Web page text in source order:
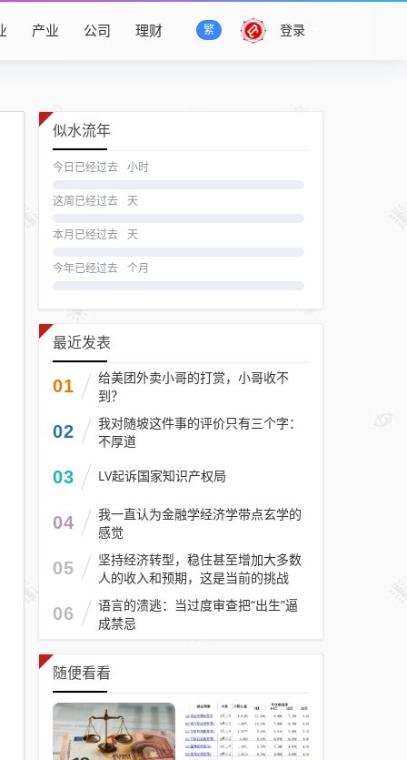
登录
繁
产业 公司 理财
似水流年
今日已经过去 小时
这周已经过去 天
本月已经过去 天
今年已经过去 个月
最近发表
01
给美团外卖小哥的打赏，小哥收不
到？
02
我对随坡这件事的评价只有三个字：
不厚道
03 LV起诉国家知识产权局
04
我一直认为金融学经济学带点玄学的
感觉
05
坚持经济转型，稳住甚至增加大多数
人的收入和预期，这是当前的挑战
06
语言的溃逃：当过度审查把“出生”逼
成禁忌
随便看看